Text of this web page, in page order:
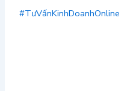
#TưVấnKinhDoanhOnline